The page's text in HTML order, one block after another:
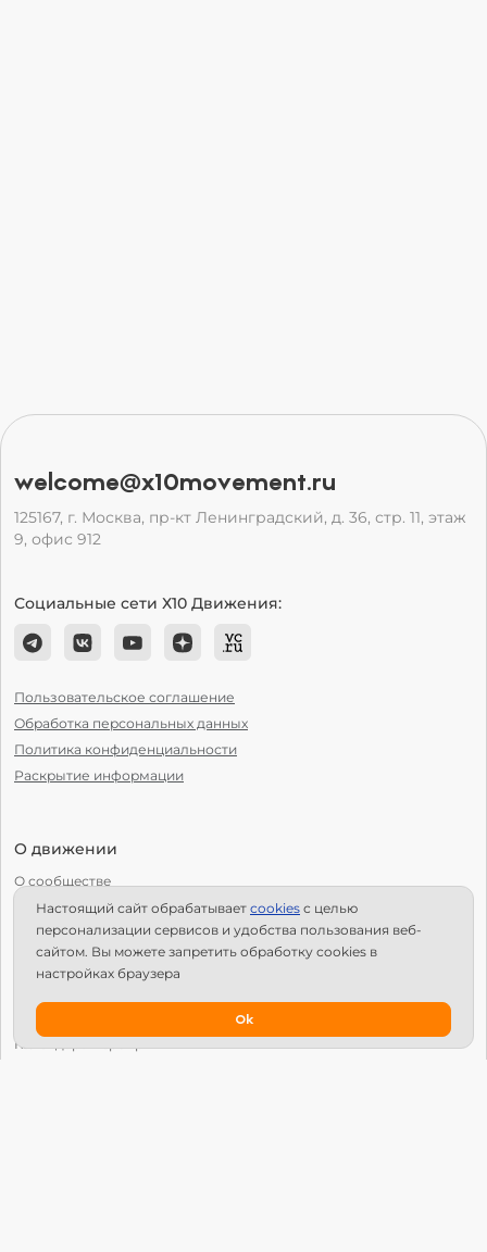
welcome@x10movement.ru
125167, г. Москва, пр-кт Ленинградский, д. 36, стр. 11, этаж
9, офис 912
Социальные сети Х10 Движения:
Пользовательское соглашение
Обработка персональных данных
Политика конфиденциальности
Раскрытие информации
О движении
О сообществе
С чего начать?
Структура Х10
Как стать региональным лидером?
Календарь мероприятий
Настоящий сайт обрабатывает сookies с целью
персонализации сервисов и удобства пользования веб-
сайтом. Вы можете запретить обработку сookies в
настройках браузера
Ok